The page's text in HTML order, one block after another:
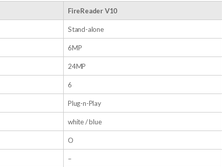
FireReader V10
Stand-alone
6MP
24MP
6
Plug-n-Play
white / blue
O
–